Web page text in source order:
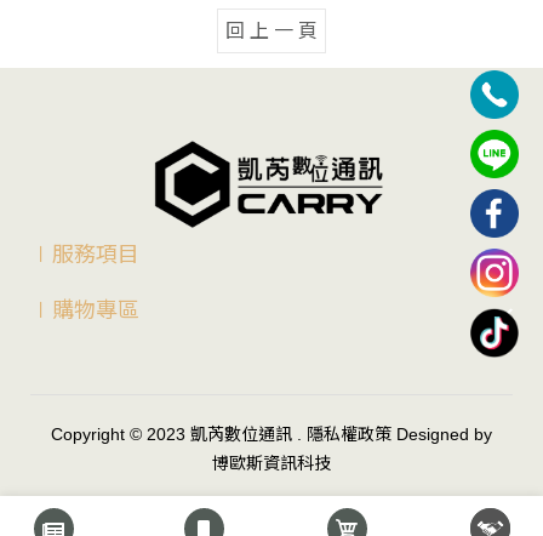
回 上 一 頁
∣服務項目
∣購物專區
Copyright © 2023 凱芮數位通訊 . 隱私權政策 Designed by
博歐斯資訊科技